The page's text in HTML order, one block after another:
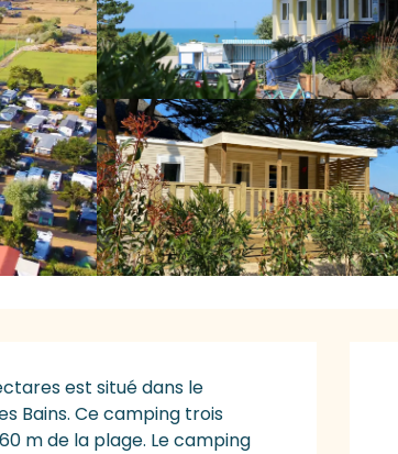
est situé dans le
Bains. Ce camping trois
m de la plage. Le camping